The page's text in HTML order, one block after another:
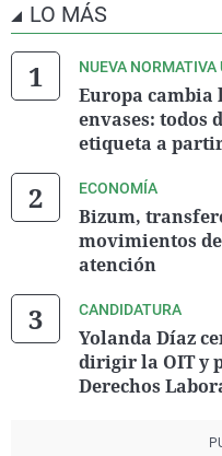
LO MÁS
NUEVA NORMATIVA
Europa cambia
envases: todos
etiqueta a partir
ECONOMÍA
Bizum,
movimientos
atención
CANDIDATURA
Yolanda Díaz
dirigir la OIT y
Derechos